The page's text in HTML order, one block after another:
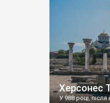
візантійської
культурної
Офіційно – на
влада в
Херсонес
У 988 році, після